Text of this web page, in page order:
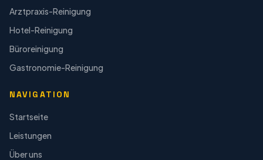
Arztpraxis-Reinigung
Hotel-Reinigung
Büroreinigung
Gastronomie-Reinigung
NAVIGATION
Startseite
Leistungen
Über uns